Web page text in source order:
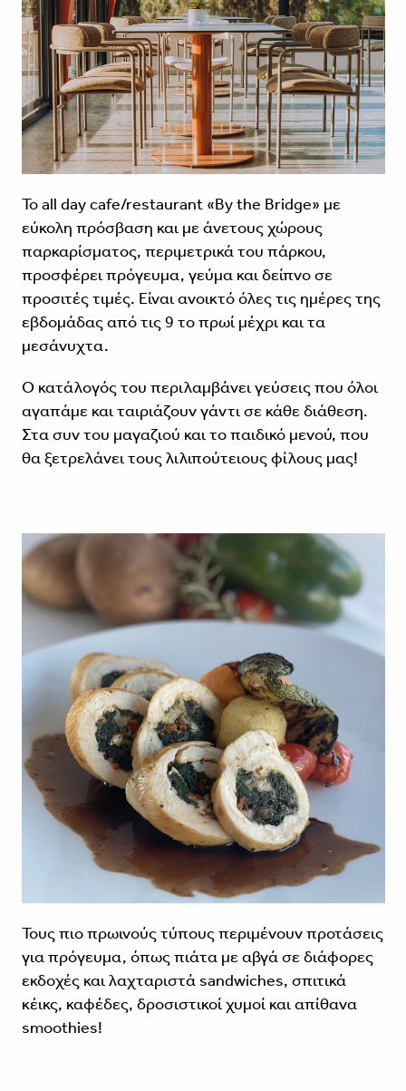
Το all day cafe/restaurant «By the Bridge» με
εύκολη πρόσβαση και με άνετους χώρους
παρκαρίσματος, περιμετρικά του πάρκου,
προσφέρει πρόγευμα, γεύμα και δείπνο σε
προσιτές τιμές. Είναι ανοικτό όλες τις ημέρες της
εβδομάδας από τις 9 το πρωί μέχρι και τα
μεσάνυχτα.
Ο κατάλογός του περιλαμβάνει γεύσεις που όλοι
αγαπάμε και ταιριάζουν γάντι σε κάθε διάθεση.
Στα συν του μαγαζιού και το παιδικό μενού, που
θα ξετρελάνει τους λιλιπούτειους φίλους μας!
Τους πιο πρωινούς τύπους περιμένουν προτάσεις
για πρόγευμα, όπως πιάτα με αβγά σε διάφορες
εκδοχές και λαχταριστά sandwiches, σπιτικά
κέικς, καφέδες, δροσιστικοί χυμοί και απίθανα
smoothies!